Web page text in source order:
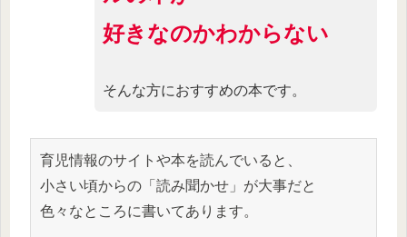
好きなのかわからない
そんな方におすすめの本です。
育児情報のサイトや本を読んでいると、
小さい頃からの「読み聞かせ」が大事だと
色々なところに書いてあります。